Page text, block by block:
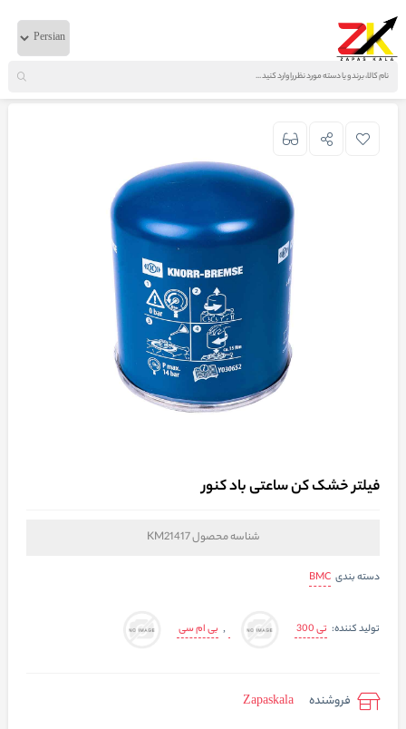
خانه لوازم بادی BMC فیلتر خشک کن ساعتی باد کنور
فیلتر خشک کن ساعتی باد کنور
شناسه محصولKM21417
دسته بندی BMC
تولید کننده: تی 300 , بی ام سی
فروشنده
Zapaskala